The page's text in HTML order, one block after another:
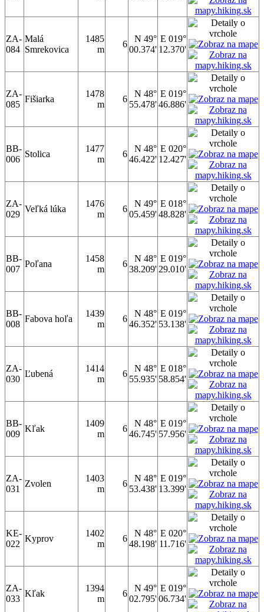
ZA-
084
Malá
Smrekovica
1485
m
6
N 49°
00.374'
E 019°
12.370'
ZA-
085
Fišiarka
1478
m
6
N 48°
55.478'
E 019°
46.886'
BB-
006
Stolica
1477
m
6
N 48°
46.422'
E 020°
12.427'
ZA-
029
Veľká lúka
1476
m
6
N 49°
05.459'
E 018°
48.828'
BB-
007
Poľana
1458
m
6
N 48°
38.209'
E 019°
29.010'
BB-
008
Fabova hoľa
1439
m
6
N 48°
46.352'
E 019°
53.138'
ZA-
030
Ľubená
1414
m
6
N 48°
55.935'
E 018°
58.854'
BB-
009
Kľak
1409
m
6
N 48°
46.745'
E 019°
57.956'
ZA-
031
Zvolen
1403
m
6
N 48°
53.438'
E 019°
13.399'
KE-
022
Kyprov
1402
m
6
N 48°
48.198'
E 020°
11.716'
ZA-
033
Kľak
1394
m
6
N 49°
02.795'
E 019°
06.734'